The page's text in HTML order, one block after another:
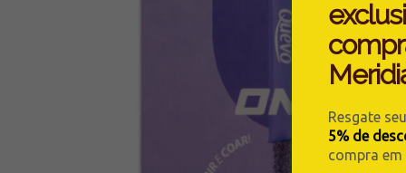
Resgate
5% de
compra